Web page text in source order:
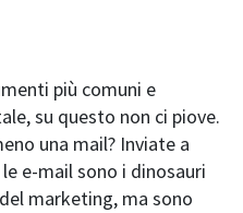
più comuni e
su questo non ci piove.
una mail? Inviate a
e-mail sono i dinosauri
marketing, ma sono